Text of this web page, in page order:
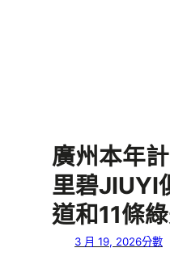
廣州本年
里碧JIUYI
道和11條
3 月 19, 2026分數